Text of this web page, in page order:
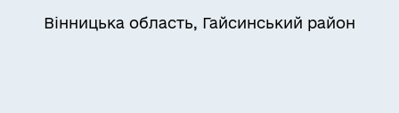
Вінницька область, Гайсинський район